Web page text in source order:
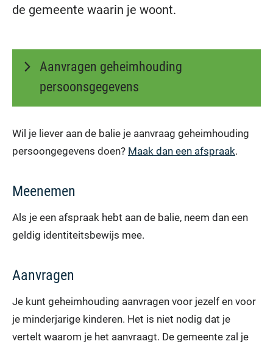
de gemeente waarin je woont.
Aanvragen geheimhouding
persoonsgegevens
Wil je liever aan de balie je aanvraag geheimhouding
persoongegevens doen? Maak dan een afspraak.
Meenemen
Als je een afspraak hebt aan de balie, neem dan een
geldig identiteitsbewijs mee.
Aanvragen
Je kunt geheimhouding aanvragen voor jezelf en voor
je minderjarige kinderen. Het is niet nodig dat je
vertelt waarom je het aanvraagt. De gemeente zal je